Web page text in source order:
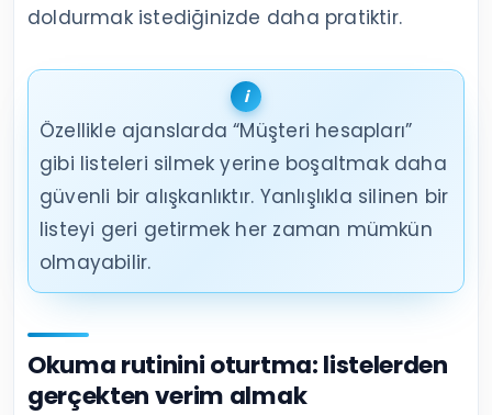
doldurmak istediğinizde daha pratiktir.
Özellikle ajanslarda “Müşteri hesapları”
gibi listeleri silmek yerine boşaltmak daha
güvenli bir alışkanlıktır. Yanlışlıkla silinen bir
listeyi geri getirmek her zaman mümkün
olmayabilir.
Okuma rutinini oturtma: listelerden
gerçekten verim almak